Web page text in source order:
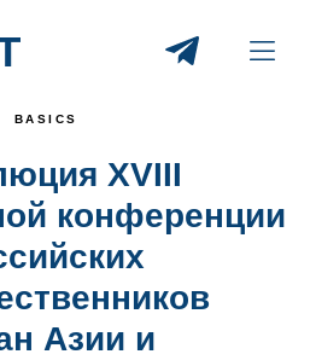
BASICS
XVIII
конференции
Азии и